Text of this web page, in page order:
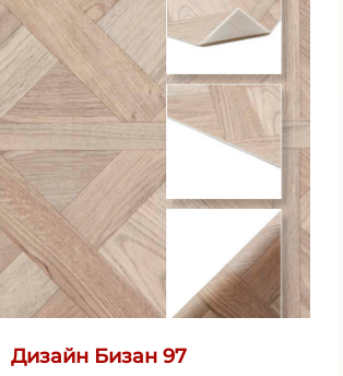
Дизайн Бизан 97